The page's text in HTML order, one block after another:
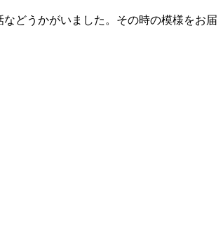
どうかがいました。その時の模様をお届